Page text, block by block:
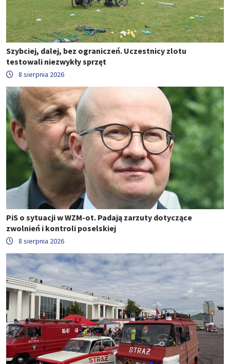
Szybciej, dalej, bez ograniczeń. Uczestnicy zlotu
testowali niezwykły sprzęt
8 sierpnia 2026
PiS o sytuacji w WZM-ot. Padają zarzuty dotyczące
zwolnień i kontroli poselskiej
8 sierpnia 2026